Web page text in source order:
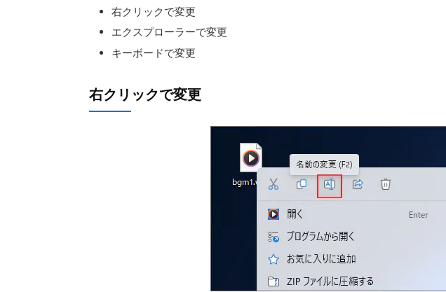
右クリックで変更
エクスプローラーで変更
キーボードで変更
右クリックで変更